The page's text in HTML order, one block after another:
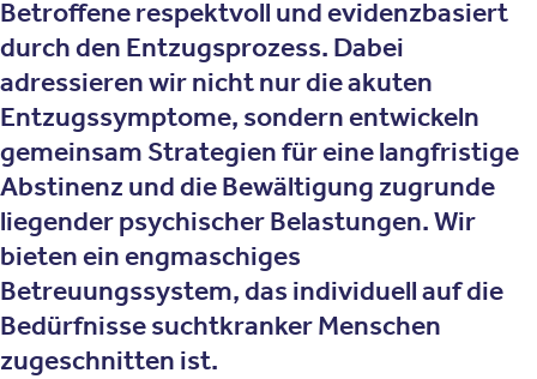
Betroffene respektvoll und evidenzbasiert
durch den Entzugsprozess. Dabei
adressieren wir nicht nur die akuten
Entzugssymptome, sondern entwickeln
gemeinsam Strategien für eine langfristige
Abstinenz und die Bewältigung zugrunde
liegender psychischer Belastungen. Wir
bieten ein engmaschiges
Betreuungssystem, das individuell auf die
Bedürfnisse suchtkranker Menschen
zugeschnitten ist.